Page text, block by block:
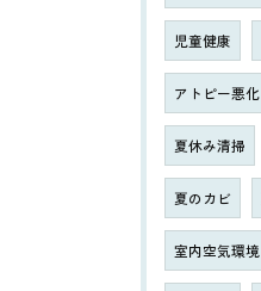
児童健康
アトピー悪化
夏休み清掃
夏のカビ
室内空気環境